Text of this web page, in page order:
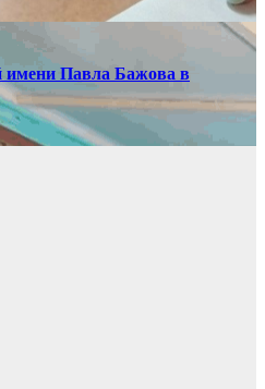
имени Павла Бажова в